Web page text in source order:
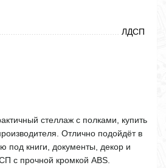
ЛДСП
стеллаж с полками, купить
Отлично подойдёт в
под книги, документы, декор и
с прочной кромкой ABS.